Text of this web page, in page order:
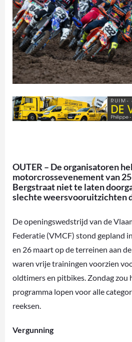
OUTER – De organisatoren
motorcrossevenement van
Bergstraat niet te laten
slechte weersvooruitzichten
De openingswedstrijd van de
Federatie (VMCF) stond gepland
en 26 maart op de terreinen aan
waren vrije trainingen voorzien
oldtimers en pitbikes. Zondag zou
programma lopen voor alle
reeksen.
Vergunning